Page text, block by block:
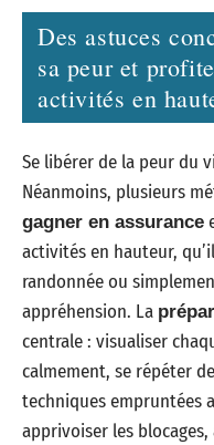
Des astuces
sa peur et
activités en
Se libérer de la peur du
Néanmoins, plusieurs
gagner en assurance
activités en hauteur,
randonnée ou
appréhension. La
centrale : visualiser
calmement, se répéter
techniques empruntées
apprivoiser les